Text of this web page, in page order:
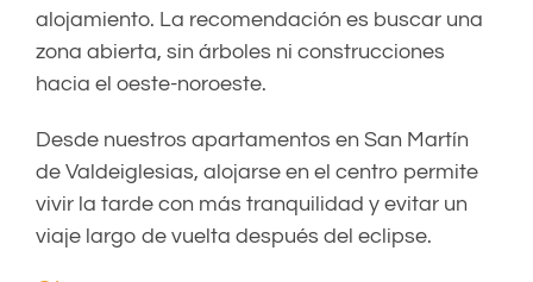
alojamiento. La recomendación es buscar una
zona abierta, sin árboles ni construcciones
hacia el oeste-noroeste.
Desde nuestros apartamentos en San Martín
de Valdeiglesias, alojarse en el centro permite
vivir la tarde con más tranquilidad y evitar un
viaje largo de vuelta después del eclipse.